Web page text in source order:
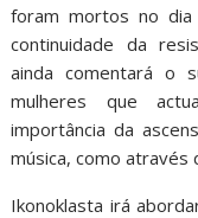
foram mortos no
continuidade da
ainda comentará o
mulheres que
importância da
música, como através
Ikonoklasta irá